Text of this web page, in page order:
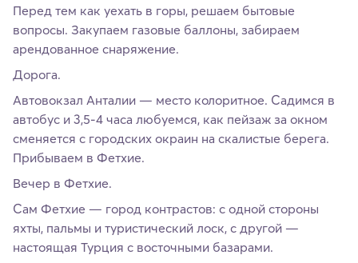
Перед тем как уехать в горы, решаем бытовые
вопросы. Закупаем газовые баллоны, забираем
арендованное снаряжение.
Дорога.
Автовокзал Анталии — место колоритное. Садимся в
автобус и 3,5-4 часа любуемся, как пейзаж за окном
сменяется с городских окраин на скалистые берега.
Прибываем в Фетхие.
Вечер в Фетхие.
Сам Фетхие — город контрастов: с одной стороны
яхты, пальмы и туристический лоск, с другой —
настоящая Турция с восточными базарами.